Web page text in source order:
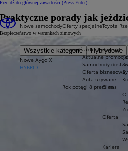
Przejdź do głównej zawartości (Press Enter)
Nowe samochody
Wszystkie kategorie Hybrydowe
Nowe Aygo X
HYBRID
Oferty specjalne
Sprawdź aktualne oferty
Aktualne promocje
Samochody
Oferta biznesowa
Auta używane
Rok potęgi 8 premier
Toyota
Kontakt
O nas
O
Oferta
Kariera
Praktyczne porady jak
Bezpieczeństwo w warunkach zimowych